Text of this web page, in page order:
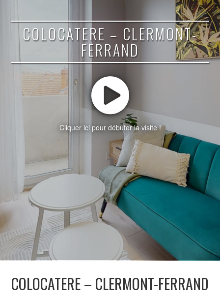
COLOCATERE – CLERMONT-
FERRAND
Cliquer ici pour débuter la visite !
COLOCATERE – CLERMONT-FERRAND